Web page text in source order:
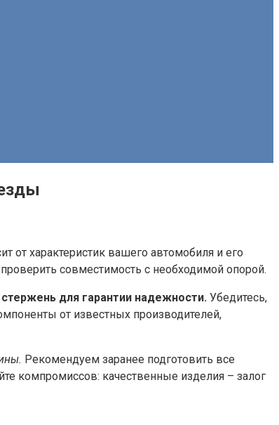
от характеристик вашего автомобиля и его
совместимость с необходимой опорой.
для гарантии надежности. Убедитесь,
от известных производителей,
Рекомендуем заранее подготовить все
компромиссов: качественные изделия – залог